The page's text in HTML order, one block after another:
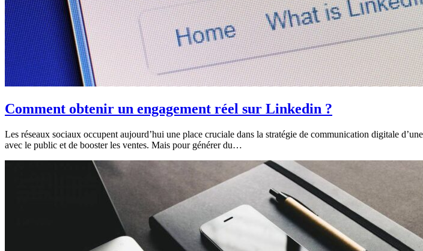
Comment obtenir un engagement réel sur Linkedin ?
Les réseaux sociaux occupent aujourd’hui une place cruciale dans la stratégie de communication digitale
avec le public et de booster les ventes. Mais pour générer du…